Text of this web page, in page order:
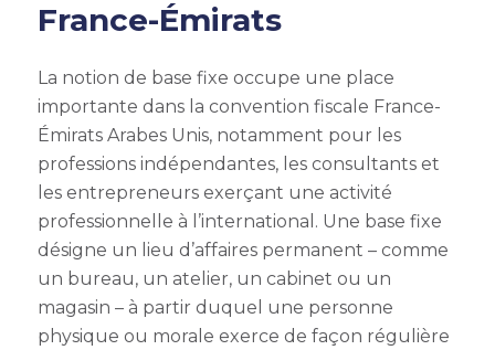
France-Émirats
La notion de base fixe occupe une place
importante dans la convention fiscale France-
Émirats Arabes Unis, notamment pour les
professions indépendantes, les consultants et
les entrepreneurs exerçant une activité
professionnelle à l’international. Une base fixe
désigne un lieu d’affaires permanent – comme
un bureau, un atelier, un cabinet ou un
magasin – à partir duquel une personne
physique ou morale exerce de façon régulière